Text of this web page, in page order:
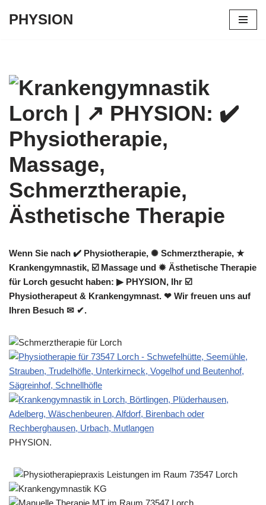
PHYSION
Wenn Sie nach ✔️ Physiotherapie, ✺ Schmerztherapie, ★
Krankengymnastik, ☑️ Massage und ✹ Ästhetische Therapie
für Lorch gesucht haben: ▶︎ PHYSION, Ihr ☑️
Physiotherapeut & Krankengymnast. ❤ Wir freuen uns auf
Ihren Besuch ✉ ✔.
PHYSION.